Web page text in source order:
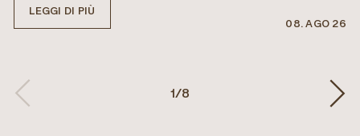
08. AGO 26
LEGGI DI PIÙ
1/8